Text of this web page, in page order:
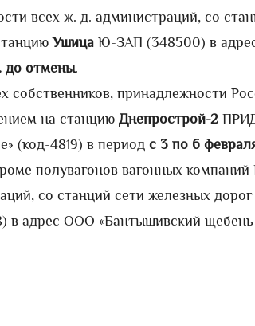
всех ж. д. администраций, со
Ушица Ю-ЗАП (348500) в
до отмены.
собственников, принадлежности
на станцию Днепрострой-2
(код-4819) в период с 3 по 6
полувагонов вагонных
со станций сети железных
в адрес ООО «Бантышивский щебень